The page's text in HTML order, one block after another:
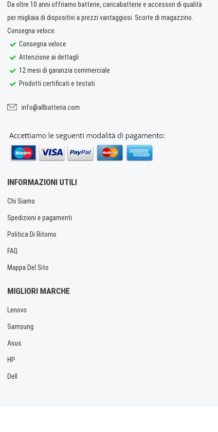
Da oltre 10 anni offriamo batterie, caricabatterie e accessori di qualità
per migliaia di dispositivi a prezzi vantaggiosi. Scorte di magazzino.
Consegna veloce.
Consegna veloce
Attenzione ai dettagli
12 mesi di garanzia commerciale
Prodotti certificati e testati
info@allbatteria.com
INFORMAZIONI UTILI
Chi Siamo
Spedizioni e pagamenti
Politica Di Ritorno
FAQ
Mappa Del Sito
MIGLIORI MARCHE
Lenovo
Samsung
Asus
HP
Dell